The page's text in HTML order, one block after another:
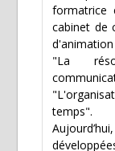
formatrice
cabinet de
"La
temps".